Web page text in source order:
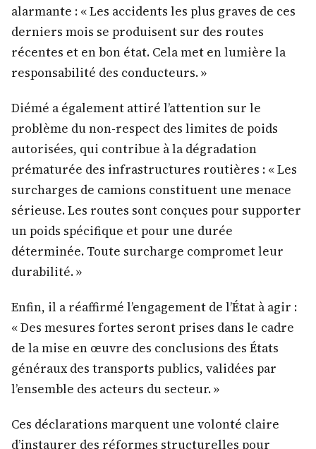
alarmante : « Les accidents les plus graves de ces
derniers mois se produisent sur des routes
récentes et en bon état. Cela met en lumière la
responsabilité des conducteurs. »
Diémé a également attiré l’attention sur le
problème du non-respect des limites de poids
autorisées, qui contribue à la dégradation
prématurée des infrastructures routières : « Les
surcharges de camions constituent une menace
sérieuse. Les routes sont conçues pour supporter
un poids spécifique et pour une durée
déterminée. Toute surcharge compromet leur
durabilité. »
Enfin, il a réaffirmé l’engagement de l’État à agir :
« Des mesures fortes seront prises dans le cadre
de la mise en œuvre des conclusions des États
généraux des transports publics, validées par
l’ensemble des acteurs du secteur. »
Ces déclarations marquent une volonté claire
d’instaurer des réformes structurelles pour